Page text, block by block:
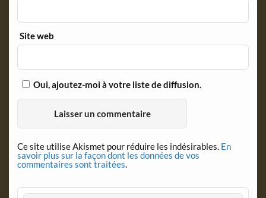
Site web
Oui, ajoutez-moi à votre liste de diffusion.
Ce site utilise Akismet pour réduire les indésirables. En
savoir plus sur la façon dont les données de vos
commentaires sont traitées.